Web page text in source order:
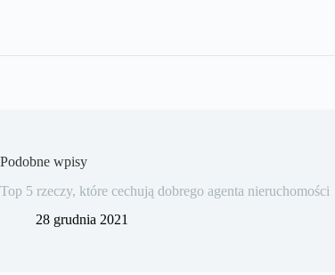
Podobne wpisy
Top 5 rzeczy, które cechują dobrego agenta nieruchomości
28 grudnia 2021